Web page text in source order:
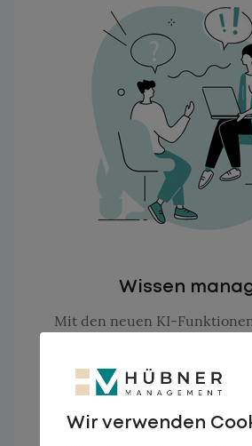
Wissen
Mit den neuen KI-
Unternehmen nutzbar
Sie Wissen schneller
Entscheidungen treffen
Wir verwenden